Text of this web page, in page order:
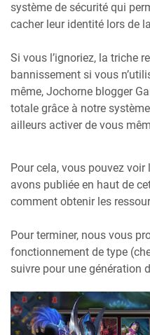
système de sécurité qui
cacher leur identité lors de
Si vous l’ignoriez, la triche
bannissement si vous
même, Jochorne blogger
totale grâce à notre
ailleurs activer de vous
Pour cela, vous pouvez
avons publiée en haut de
comment obtenir les
Pour terminer, nous vous
fonctionnement de type
suivre pour une génération